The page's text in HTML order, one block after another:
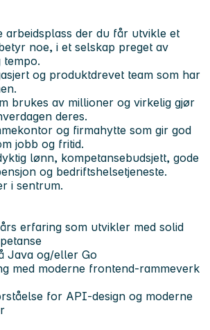
arbeidsplass der du får utvikle et
noe, i et selskap preget av
tempo.
og produktdrevet team som har
brukes av millioner og virkelig gjør
deres.
og firmahytte som gir god
jobb og fritid.
lønn, kompetansebudsjett, gode
og bedriftshelsetjeneste.
i sentrum.
erfaring som utvikler med solid
Java og/eller Go
med moderne frontend-rammeverk
for API-design og moderne